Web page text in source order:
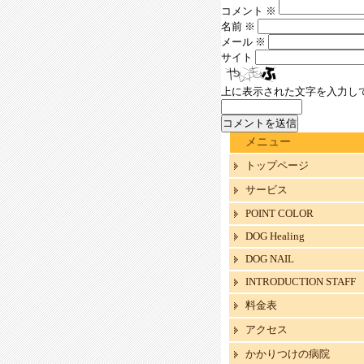
コメント ※
名前 ※
メール ※
サイト
上に表示された文字を入力し
メニュー
トップページ
サービス
POINT COLOR
DOG Healing
DOG NAIL
INTRODUCTION STAFF
料金表
アクセス
かかりつけの病院